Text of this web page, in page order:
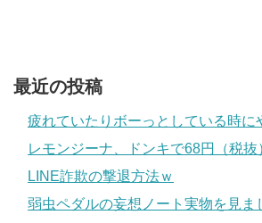
最近の投稿
疲れていたりボーっとしている時に
レモンジーナ、ドンキで68円（税抜
LINE詐欺の撃退方法ｗ
弱虫ペダルの妄想ノート実物を見ま